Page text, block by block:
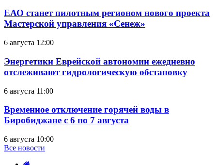
ЕАО станет пилотным регионом нового проекта
Мастерской управления «Сенеж»
6 августа 12:00
Энергетики Еврейской автономии ежедневно
отслеживают гидрологическую обстановку
6 августа 11:00
Временное отключение горячей воды в
Биробиджане с 6 по 7 августа
6 августа 10:00
Все новости